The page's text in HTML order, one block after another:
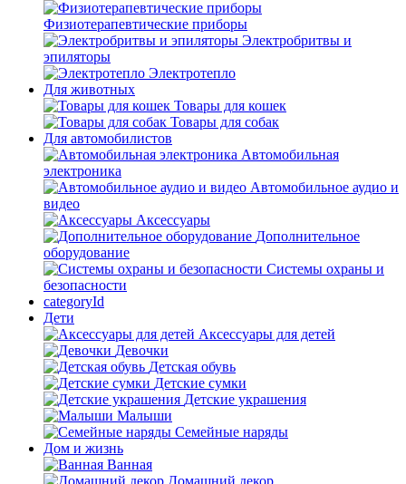
Физиотерапевтические приборы
Электробритвы и
эпиляторы
Электротепло
Для животных
Товары для кошек
Товары для собак
Для автомобилистов
Автомобильная
электроника
Автомобильное аудио и
видео
Аксессуары
Дополнительное
оборудование
Системы охраны и
безопасности
categoryId
Дети
Аксессуары для детей
Девочки
Детская обувь
Детские сумки
Детские украшения
Малыши
Семейные наряды
Дом и жизнь
Ванная
Домашний декор